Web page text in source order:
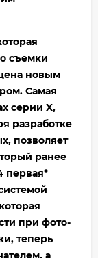
съемки
новым
Самая
серии X,
разработке
позволяет
ранее
первая*
при фото-
теперь
а